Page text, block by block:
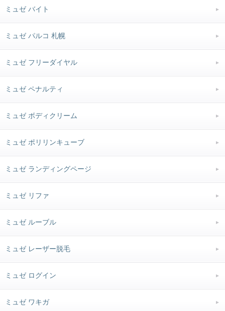
ミュゼ バイト
ミュゼ パルコ 札幌
ミュゼ フリーダイヤル
ミュゼ ペナルティ
ミュゼ ボディクリーム
ミュゼ ポリリンキューブ
ミュゼ ランディングページ
ミュゼ リファ
ミュゼ ルーブル
ミュゼ レーザー脱毛
ミュゼ ログイン
ミュゼ ワキガ